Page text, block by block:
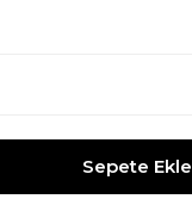
Sepete Ekle